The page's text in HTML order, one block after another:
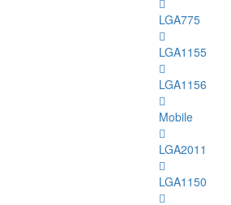
LGA775
LGA1155
LGA1156
Mobile
LGA2011
LGA1150